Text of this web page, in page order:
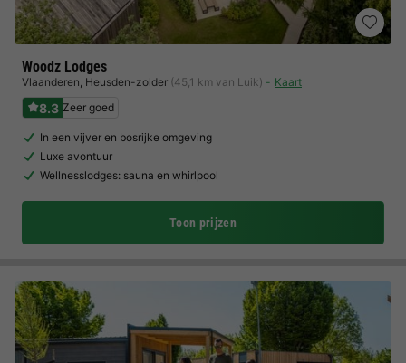
Woodz Lodges
Vlaanderen, Heusden-zolder (45,1 km van Luik) Kaart
8.3 Zeer goed
In een vijver en bosrijke omgeving
Luxe avontuur
Wellnesslodges: sauna en whirlpool
Toon prijzen